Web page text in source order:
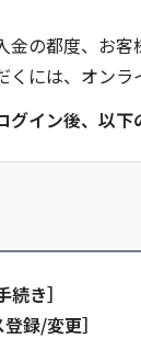
金の都度、お
くには、オン
イン後、以下
続き］
録/変更］